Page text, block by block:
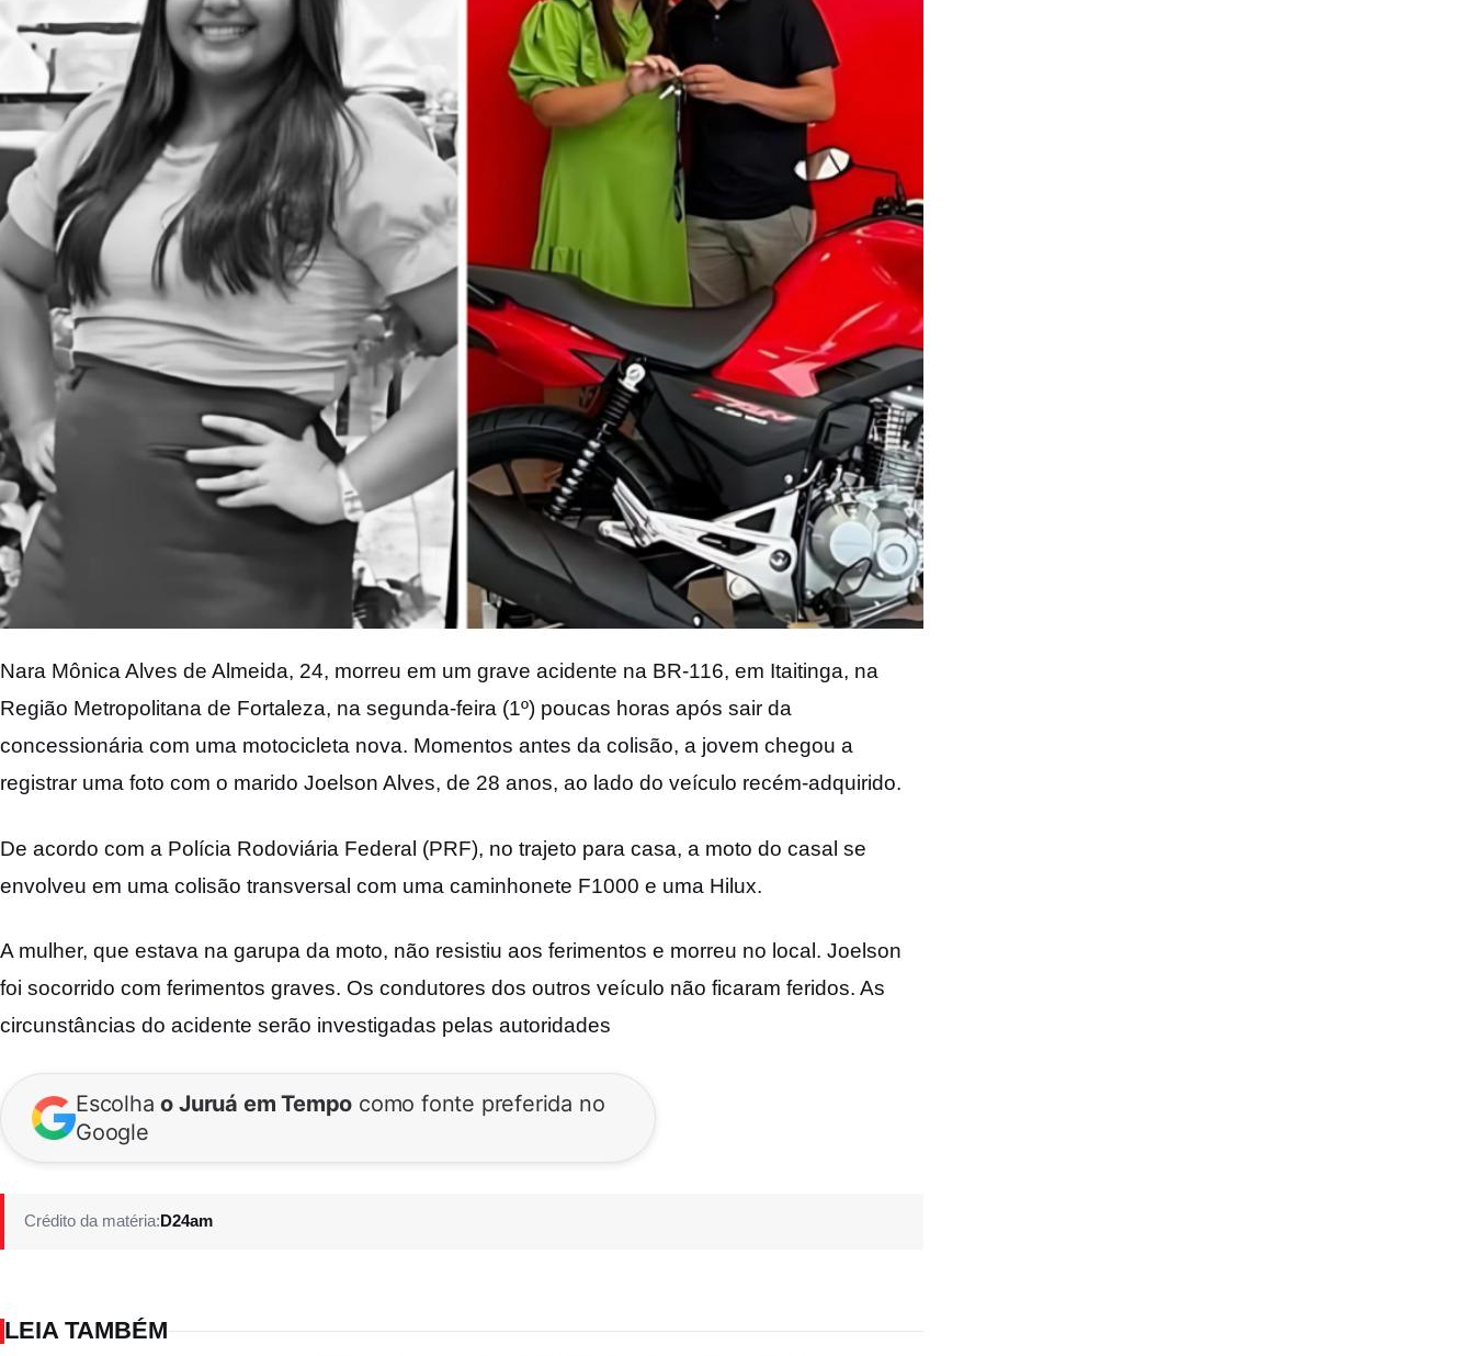
Nara Mônica Alves de Almeida, 24, morreu em um grave acidente na BR-116, em Itaitinga, na
Região Metropolitana de Fortaleza, na segunda-feira (1º) poucas horas após sair da
concessionária com uma motocicleta nova. Momentos antes da colisão, a jovem chegou a
registrar uma foto com o marido Joelson Alves, de 28 anos, ao lado do veículo recém-adquirido.
De acordo com a Polícia Rodoviária Federal (PRF), no trajeto para casa, a moto do casal se
envolveu em uma colisão transversal com uma caminhonete F1000 e uma Hilux.
A mulher, que estava na garupa da moto, não resistiu aos ferimentos e morreu no local. Joelson
foi socorrido com ferimentos graves. Os condutores dos outros veículo não ficaram feridos. As
circunstâncias do acidente serão investigadas pelas autoridades
Escolhao Juruá em Tempo como fonte preferida no
Google
Crédito da matéria: D24am
LEIA TAMBÉM